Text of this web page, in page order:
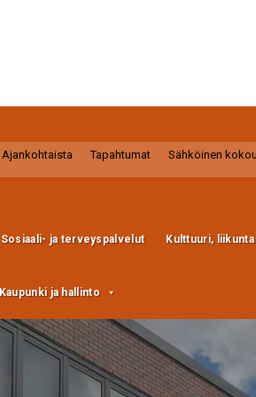
Ajankohtaista Tapahtumat Sähköinen
Sosiaali- ja terveyspalvelut Kulttuuri,
Kaupunki ja hallinto